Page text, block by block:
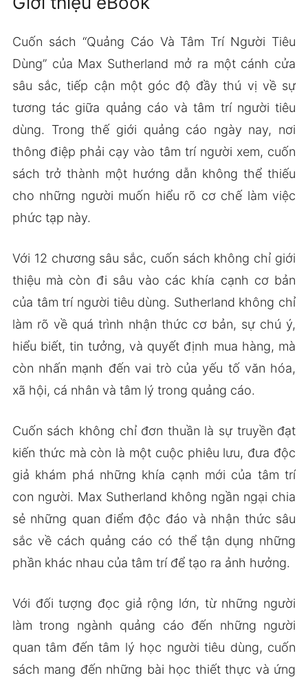
Cuốn sách “Quảng Cáo Và Tâm Trí Người Tiêu
Dùng” của Max Sutherland mở ra một cánh cửa
sâu sắc, tiếp cận một góc độ đầy thú vị về sự
tương tác giữa quảng cáo và tâm trí người tiêu
dùng. Trong thế giới quảng cáo ngày nay, nơi
thông điệp phải cạy vào tâm trí người xem, cuốn
sách trở thành một hướng dẫn không thể thiếu
cho những người muốn hiểu rõ cơ chế làm việc
phức tạp này.
Với 12 chương sâu sắc, cuốn sách không chỉ giới
thiệu mà còn đi sâu vào các khía cạnh cơ bản
của tâm trí người tiêu dùng. Sutherland không chỉ
làm rõ về quá trình nhận thức cơ bản, sự chú ý,
hiểu biết, tin tưởng, và quyết định mua hàng, mà
còn nhấn mạnh đến vai trò của yếu tố văn hóa,
xã hội, cá nhân và tâm lý trong quảng cáo.
Cuốn sách không chỉ đơn thuần là sự truyền đạt
kiến thức mà còn là một cuộc phiêu lưu, đưa độc
giả khám phá những khía cạnh mới của tâm trí
con người. Max Sutherland không ngần ngại chia
sẻ những quan điểm độc đáo và nhận thức sâu
sắc về cách quảng cáo có thể tận dụng những
phần khác nhau của tâm trí để tạo ra ảnh hưởng.
Với đối tượng đọc giả rộng lớn, từ những người
làm trong ngành quảng cáo đến những người
quan tâm đến tâm lý học người tiêu dùng, cuốn
sách mang đến những bài học thiết thực và ứng